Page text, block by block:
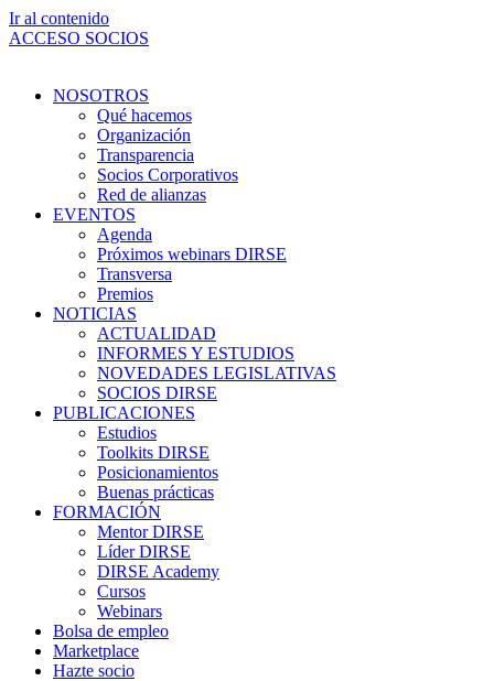
Ir al contenido
ACCESO SOCIOS
NOSOTROS
Qué hacemos
Organización
Transparencia
Socios Corporativos
Red de alianzas
EVENTOS
Agenda
Próximos webinars DIRSE
Transversa
Premios
NOTICIAS
ACTUALIDAD
INFORMES Y ESTUDIOS
NOVEDADES LEGISLATIVAS
SOCIOS DIRSE
PUBLICACIONES
Estudios
Toolkits DIRSE
Posicionamientos
Buenas prácticas
FORMACIÓN
Mentor DIRSE
Líder DIRSE
DIRSE Academy
Cursos
Webinars
Bolsa de empleo
Marketplace
Hazte socio